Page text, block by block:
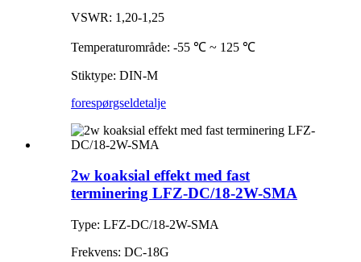
VSWR: 1,20-1,25
Temperaturområde: -55 ℃ ~ 125 ℃
Stiktype: DIN-M
forespørgseldetalje
2w koaksial effekt med fast
terminering LFZ-DC/18-2W-SMA
Type: LFZ-DC/18-2W-SMA
Frekvens: DC-18G